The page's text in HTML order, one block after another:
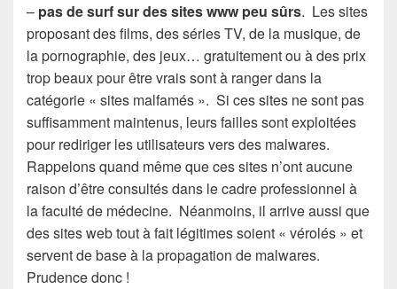
– pas de surf sur des sites www peu sûrs. Les sites
proposant des films, des séries TV, de la musique, de
la pornographie, des jeux… gratuitement ou à des prix
trop beaux pour être vrais sont à ranger dans la
catégorie « sites malfamés ». Si ces sites ne sont pas
suffisamment maintenus, leurs failles sont exploitées
pour rediriger les utilisateurs vers des malwares.
Rappelons quand même que ces sites n’ont aucune
raison d’être consultés dans le cadre professionnel à
la faculté de médecine. Néanmoins, il arrive aussi que
des sites web tout à fait légitimes soient « vérolés » et
servent de base à la propagation de malwares.
Prudence donc !